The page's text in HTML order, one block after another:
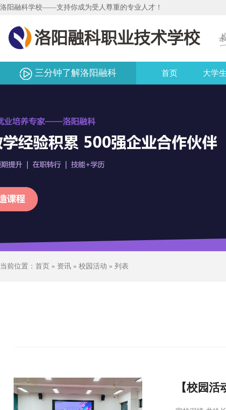
洛阳融科学校——支持你成为受人尊重的专业人才！
三分钟了解洛阳融科 首页 大学
当前位置： 首页 » 资讯 » 校园活动 » 列表
【校园